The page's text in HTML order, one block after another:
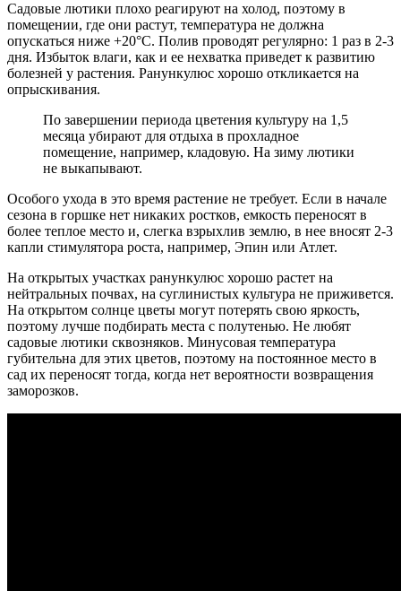
Садовые лютики плохо реагируют на холод, поэтому в
помещении, где они растут, температура не должна
опускаться ниже +20°С. Полив проводят регулярно: 1 раз в 2-3
дня. Избыток влаги, как и ее нехватка приведет к развитию
болезней у растения. Ранункулюс хорошо откликается на
опрыскивания.
По завершении периода цветения культуру на 1,5
месяца убирают для отдыха в прохладное
помещение, например, кладовую. На зиму лютики
не выкапывают.
Особого ухода в это время растение не требует. Если в начале
сезона в горшке нет никаких ростков, емкость переносят в
более теплое место и, слегка взрыхлив землю, в нее вносят 2-3
капли стимулятора роста, например, Эпин или Атлет.
На открытых участках ранункулюс хорошо растет на
нейтральных почвах, на суглинистых культура не приживется.
На открытом солнце цветы могут потерять свою яркость,
поэтому лучше подбирать места с полутенью. Не любят
садовые лютики сквозняков. Минусовая температура
губительна для этих цветов, поэтому на постоянное место в
сад их переносят тогда, когда нет вероятности возвращения
заморозков.